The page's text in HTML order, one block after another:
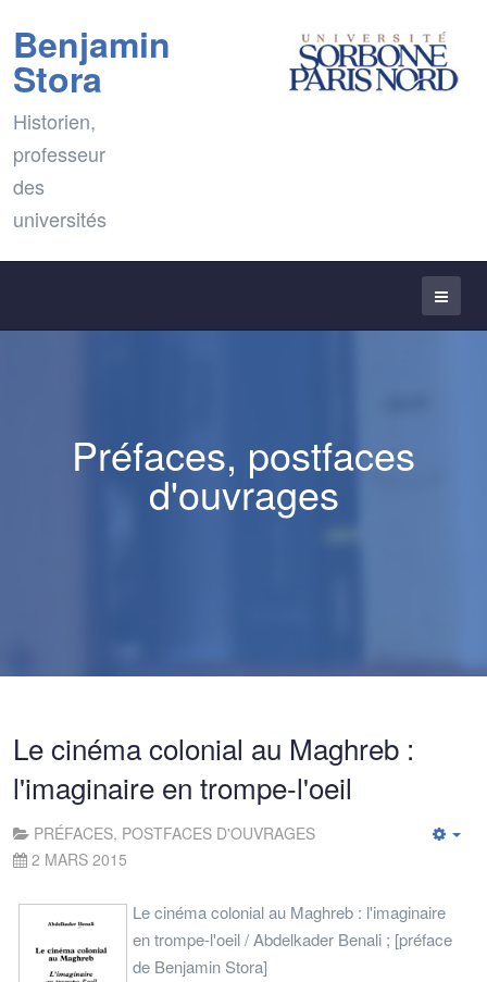
Benjamin
Stora
Historien,
professeur
des
universités
Préfaces, postfaces
d'ouvrages
Le cinéma colonial au Maghreb :
l'imaginaire en trompe-l'oeil
PRÉFACES, POSTFACES D'OUVRAGES
2 MARS 2015
Le cinéma colonial au Maghreb : l'imaginaire
en trompe-l'oeil / Abdelkader Benali ; [préface
de Benjamin Stora]